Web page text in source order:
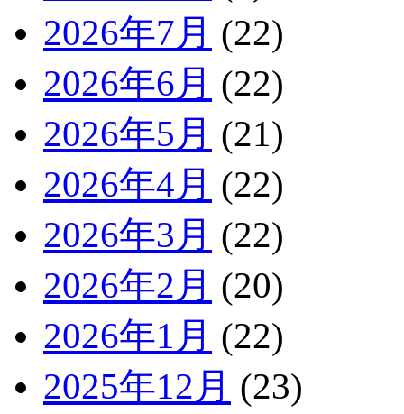
2026年7月 (22)
2026年6月 (22)
2026年5月 (21)
2026年4月 (22)
2026年3月 (22)
2026年2月 (20)
2026年1月 (22)
2025年12月 (23)